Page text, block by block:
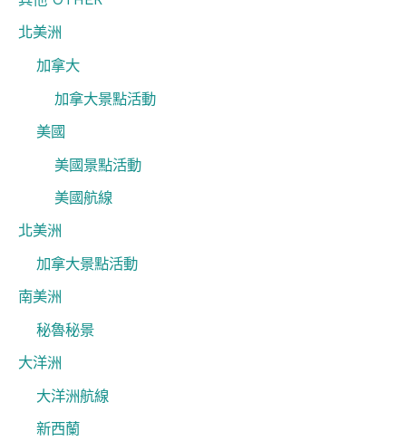
北美洲
加拿大
加拿大景點活動
美國
美國景點活動
美國航線
北美洲
加拿大景點活動
南美洲
秘魯秘景
大洋洲
大洋洲航線
新西蘭